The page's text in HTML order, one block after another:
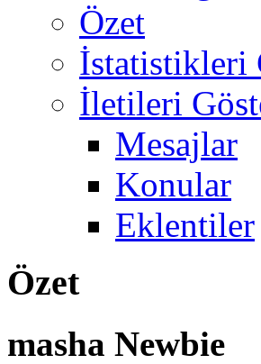
Özet
İstatistikleri
İletileri
Mesajlar
Konular
Eklentiler
Özet
masha Newbie